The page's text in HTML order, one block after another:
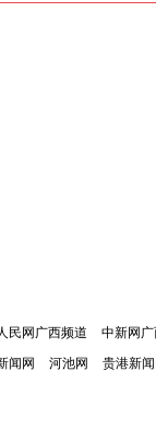
民网广西频道 中新网
闻网 河池网 贵港新闻